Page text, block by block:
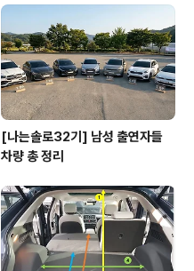
[나는솔로32기] 남성 출연자들
차량 총 정리